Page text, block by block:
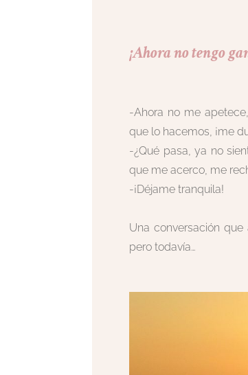
¡Ahora no tengo
-Ahora no me
que lo hacemos, ¡me
-¿Qué pasa, ya no
que me acerco, me
-¡Déjame tranquila!
-
Una conversación
pero todavía…